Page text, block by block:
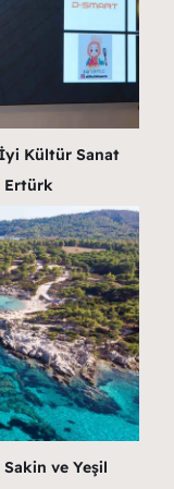
İyi Kültür Sanat
Ertürk
ve Yeşil